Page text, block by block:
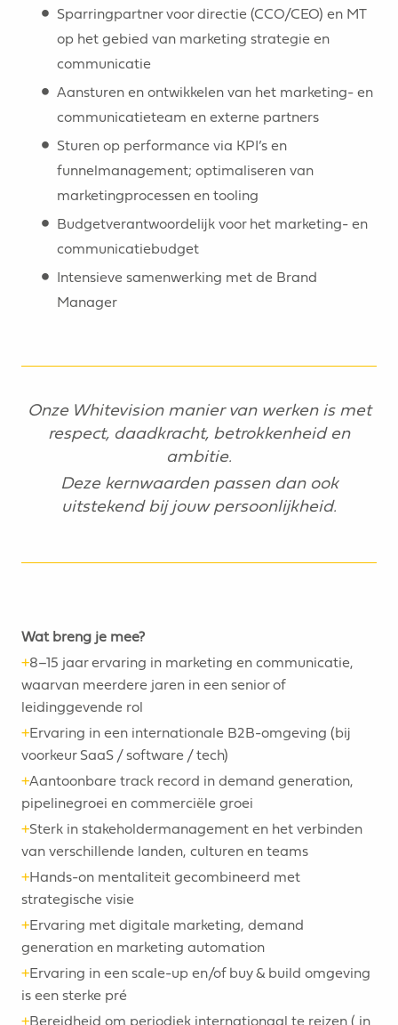
Sparringpartner voor directie (CCO/CEO) en MT
op het gebied van marketing strategie en
communicatie
Aansturen en ontwikkelen van het marketing- en
communicatieteam en externe partners
Sturen op performance via KPI’s en
funnelmanagement; optimaliseren van
marketingprocessen en tooling
Budgetverantwoordelijk voor het marketing- en
communicatiebudget
Intensieve samenwerking met de Brand
Manager
Onze Whitevision manier van werken is met
respect, daadkracht, betrokkenheid en
ambitie.
Deze kernwaarden passen dan ook
uitstekend bij jouw persoonlijkheid.
Wat breng je mee?
+8–15 jaar ervaring in marketing en communicatie,
waarvan meerdere jaren in een senior of
leidinggevende rol
+Ervaring in een internationale B2B-omgeving (bij
voorkeur SaaS / software / tech)
+Aantoonbare track record in demand generation,
pipelinegroei en commerciële groei
+Sterk in stakeholdermanagement en het verbinden
van verschillende landen, culturen en teams
+Hands-on mentaliteit gecombineerd met
strategische visie
+Ervaring met digitale marketing, demand
generation en marketing automation
+Ervaring in een scale-up en/of buy & build omgeving
is een sterke pré
+Bereidheid om periodiek internationaal te reizen ( in